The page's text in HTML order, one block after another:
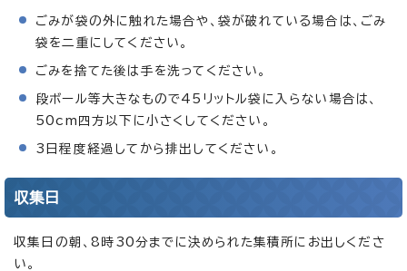
ごみが袋の外に触れた場合や、袋が破れている場合は、ごみ
袋を二重にしてください。
ごみを捨てた後は手を洗ってください。
段ボール等大きなもので45リットル袋に入らない場合は、
50cm四方以下に小さくしてください。
3日程度経過してから排出してください。
収集日
収集日の朝、8時30分までに決められた集積所にお出しくださ
い。